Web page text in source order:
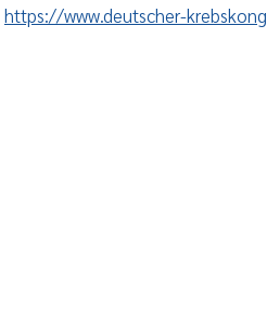
https://www.deutscher-